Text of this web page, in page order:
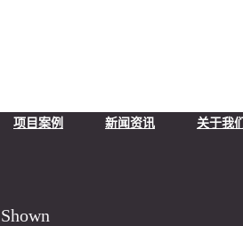
项目案例 新闻资讯 关于我们
Shown